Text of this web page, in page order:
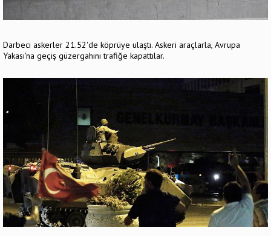
Darbeci askerler 21.52'de köprüye ulaştı. Askeri araçlarla, Avrupa
Yakası'na geçiş güzergahını trafiğe kapattılar.